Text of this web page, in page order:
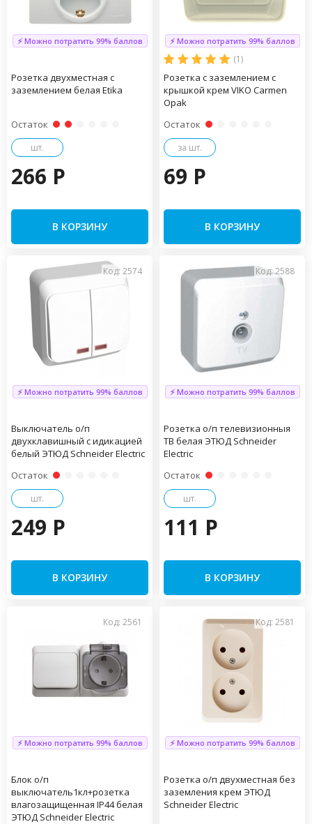
⚡ Можно потратить 99% баллов
Розетка двухместная с
заземлением белая Etika
Остаток
шт.
266 P
В КОРЗИНУ
⚡ Можно потратить 99% баллов
(1)
Розетка с заземлением с
крышкой крем VIKO Carmen
Opak
Остаток
за шт.
69 P
В КОРЗИНУ
Код: 2574
⚡ Можно потратить 99% баллов
Выключатель о/п
двухклавишный с идикацией
белый ЭТЮД Schneider Electric
Остаток
шт.
249 P
В КОРЗИНУ
Код: 2588
⚡ Можно потратить 99% баллов
Розетка о/п телевизионныя
TВ белая ЭТЮД Schneider
Electric
Остаток
шт.
111 P
В КОРЗИНУ
Код: 2561
⚡ Можно потратить 99% баллов
Блок о/п
выключатель1кл+розетка
влагозащищенная IP44 белая
ЭТЮД Schneider Electric
Код: 2581
⚡ Можно потратить 99% баллов
Розетка о/п двухместная без
заземления крем ЭТЮД
Schneider Electric